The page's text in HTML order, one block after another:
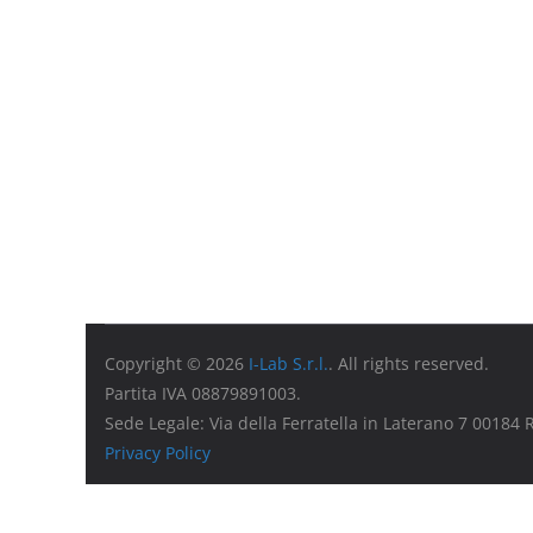
Copyright © 2026 I-Lab S.r.l.. All rights reserved.
Partita IVA 08879891003.
Sede Legale: Via della Ferratella in Laterano 7 00184
Privacy Policy